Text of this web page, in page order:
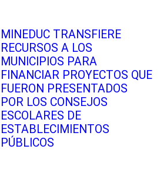
MINEDUC TRANSFIERE
RECURSOS A LOS
MUNICIPIOS PARA
FINANCIAR PROYECTOS QUE
FUERON PRESENTADOS
POR LOS CONSEJOS
ESCOLARES DE
ESTABLECIMIENTOS
PÚBLICOS